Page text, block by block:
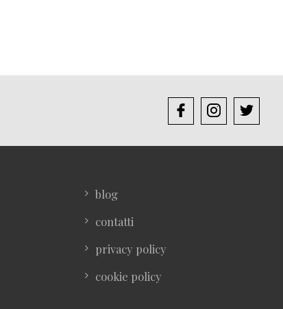
blog
contatti
privacy policy
cookie policy